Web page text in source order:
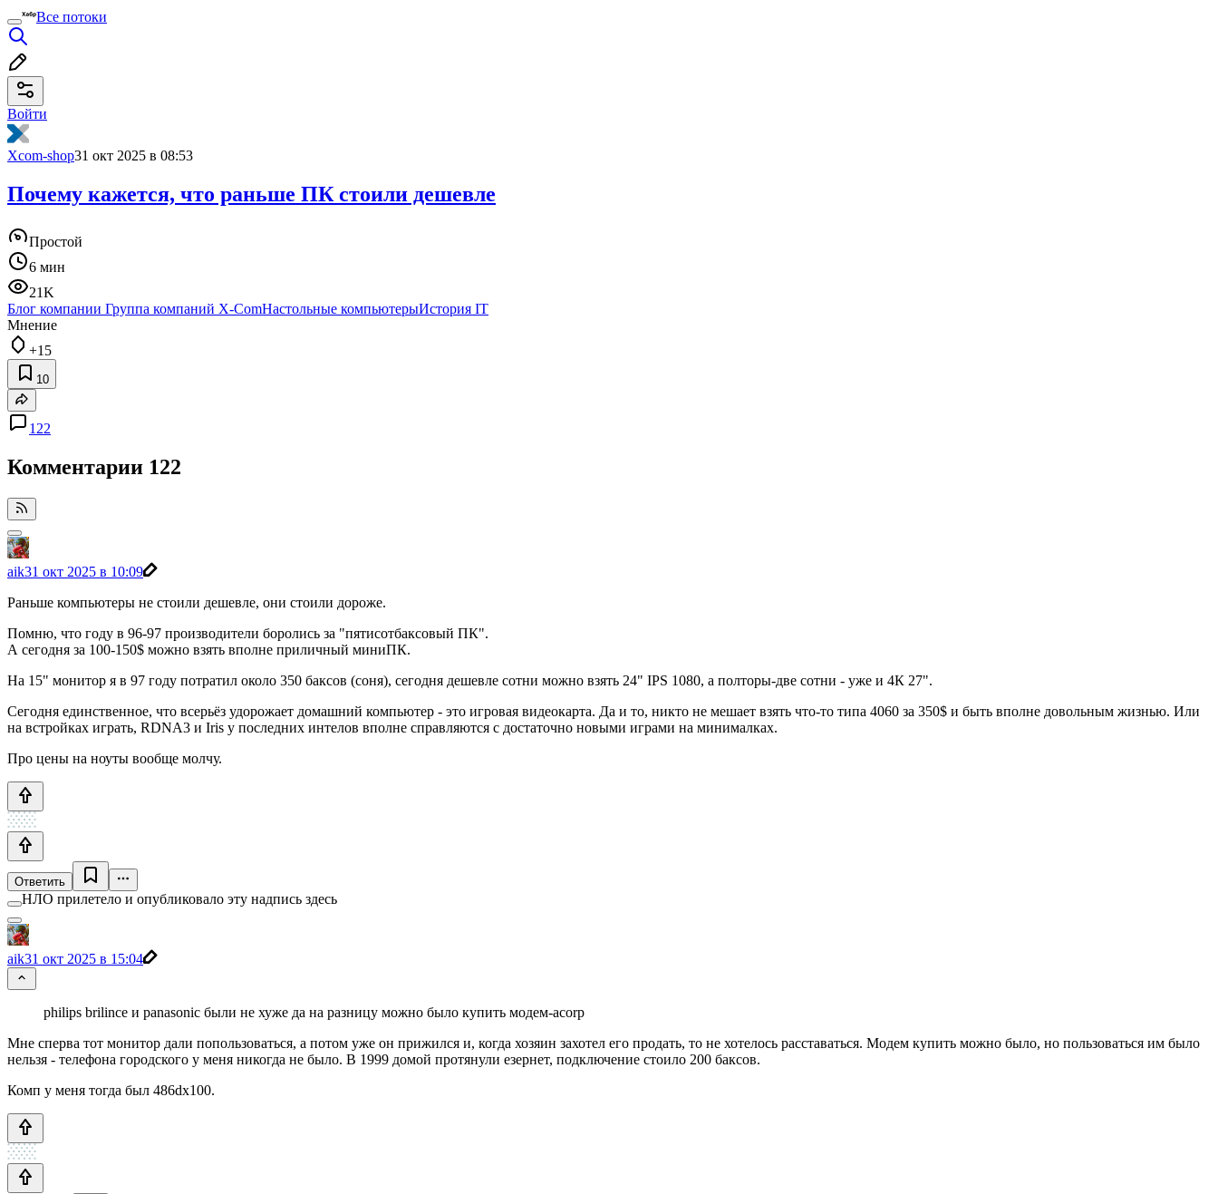
Все потоки
Войти
Xcom-shop31 окт 2025 в 08:53
Почему кажется, что раньше ПК стоили дешевле
Простой
6 мин
21K
Блог компании Группа компаний X-ComНастольные компьютерыИстория IT
Мнение
+15
10
122
Комментарии 122
aik31 окт 2025 в 10:09
Раньше компьютеры не стоили дешевле, они стоили дороже.
Помню, что году в 96-97 производители боролись за "пятисотбаксовый ПК".
А сегодня за 100-150$ можно взять вполне приличный миниПК.
На 15" монитор я в 97 году потратил около 350 баксов (соня), сегодня дешевле сотни можно взять 24" IPS 1080, а полторы-две сотни - уже и 4К 27".
Сегодня единственное, что всерьёз удорожает домашний компьютер - это игровая видеокарта. Да и то, никто не мешает взять что-то типа 4060 за 350$ и быть вполне довольным жизнью. Или
на встройках играть, RDNA3 и Iris у последних интелов вполне справляются с достаточно новыми играми на минималках.
Про цены на ноуты вообще молчу.
Ответить
НЛО прилетело и опубликовало эту надпись здесь
aik31 окт 2025 в 15:04
philips brilince и panasonic были не хуже да на разницу можно было купить модем-acorp
Мне сперва тот монитор дали попользоваться, а потом уже он прижился и, когда хозяин захотел его продать, то не хотелось расставаться. Модем купить можно было, но пользоваться им было
нельзя - телефона городского у меня никогда не было. В 1999 домой протянули езернет, подключение стоило 200 баксов.
Комп у меня тогда был 486dx100.